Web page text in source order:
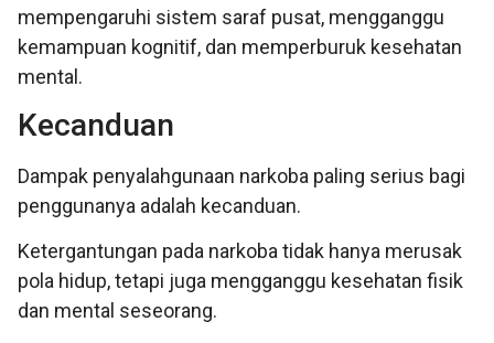
mempengaruhi sistem saraf pusat, mengganggu
kemampuan kognitif, dan memperburuk kesehatan
mental.
Kecanduan
Dampak penyalahgunaan narkoba paling serius bagi
penggunanya adalah kecanduan.
Ketergantungan pada narkoba tidak hanya merusak
pola hidup, tetapi juga mengganggu kesehatan fisik
dan mental seseorang.